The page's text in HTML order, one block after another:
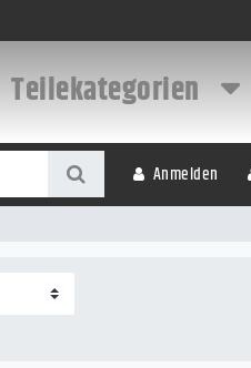
Teilekategorien
Anmelden